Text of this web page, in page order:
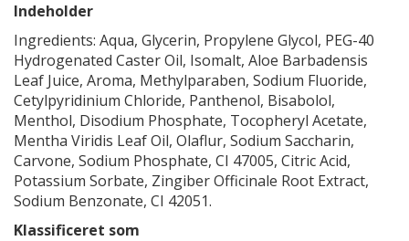
Indeholder
Ingredients: Aqua, Glycerin, Propylene Glycol, PEG-40
Hydrogenated Caster Oil, Isomalt, Aloe Barbadensis
Leaf Juice, Aroma, Methylparaben, Sodium Fluoride,
Cetylpyridinium Chloride, Panthenol, Bisabolol,
Menthol, Disodium Phosphate, Tocopheryl Acetate,
Mentha Viridis Leaf Oil, Olaflur, Sodium Saccharin,
Carvone, Sodium Phosphate, CI 47005, Citric Acid,
Potassium Sorbate, Zingiber Officinale Root Extract,
Sodium Benzonate, CI 42051.
Klassificeret som